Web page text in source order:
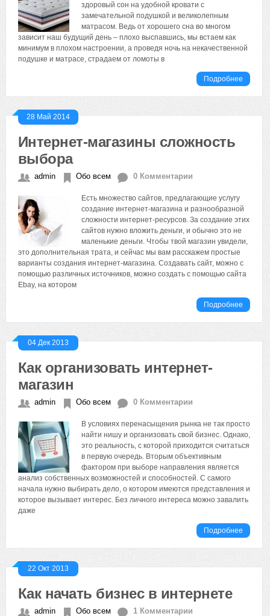
здоровый сон на удобной кровати с
замечательной подушкой и великолепным
матрасом. Ведь от хорошего сна во многом
зависит наш будущий день – плохо выспавшись, мы встаем как
минимум в плохом настроении, а проведя ночь на некачественной
подушке и матрасе, страдаем от ломоты в
Подробнее
28 Май 2014
Интернет-магазины сложность
выбора
admin Обо всем 0 Комментарии
Есть множество сайтов, предлагающие услугу
создание интернет-магазина и разнообразной
сложности интернет-ресурсов. За создание этих
сайтов нужно вложить деньги, и обычно это не
маленькие деньги. Чтобы твой магазин увидели,
это дополнительная трата, и сейчас мы вам расскажем простые
варианты создания интернет-магазина. Создавать сайт, можно с
помощью различных источников, можно создать с помощью сайта
Ebay, на котором
Подробнее
04 Дек 2013
Как организовать интернет-
магазин
admin Обо всем 0 Комментарии
В условиях перенасыщения рынка не так просто
найти нишу и организовать свой бизнес. Однако,
это реальность, с которой приходится считаться
в первую очередь. Вторым объективным
фактором при выборе направления является
анализ собственных возможностей и способностей. С самого
начала нужно выбирать дело, о котором имеются представления и
которое вызывает интерес. Без личного интереса можно завалить
даже
Подробнее
22 Окт 2013
Как начать бизнес в интернете
admin Обо всем 1 Комментарии